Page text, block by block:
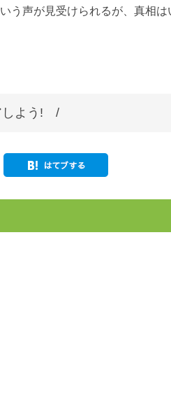
う声が見受けられるが、真相は
しよう! /